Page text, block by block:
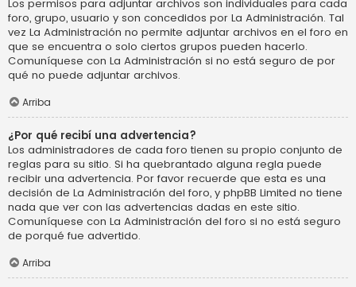
Los permisos para adjuntar archivos son individuales para cada
foro, grupo, usuario y son concedidos por La Administración. Tal
vez La Administración no permite adjuntar archivos en el foro en
que se encuentra o solo ciertos grupos pueden hacerlo.
Comuníquese con La Administración si no está seguro de por
qué no puede adjuntar archivos.
Arriba
¿Por qué recibí una advertencia?
Los administradores de cada foro tienen su propio conjunto de
reglas para su sitio. Si ha quebrantado alguna regla puede
recibir una advertencia. Por favor recuerde que esta es una
decisión de La Administración del foro, y phpBB Limited no tiene
nada que ver con las advertencias dadas en este sitio.
Comuníquese con La Administración del foro si no está seguro
de porqué fue advertido.
Arriba